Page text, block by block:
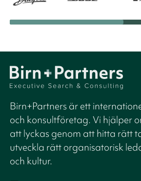
Birn+Partners är ett
och konsultföretag. Vi hjälper
att lyckas genom att hitta rätt
utveckla rätt organisatorisk
och kultur.